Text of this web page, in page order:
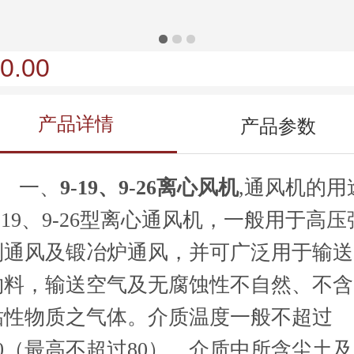
产品详情 产品参数
一、 9-19、9-26离心风机,通风机的用
、9-26型离心通风机，一般用于高压
风及锻冶炉通风，并可广泛用于输送
，输送空气及无腐蚀性不自然、不含
物质之气体。介质温度一般不超过